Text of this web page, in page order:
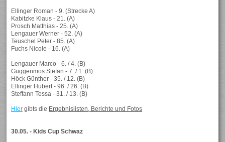
Ellinger Roman - 9. (Strecke A)
Kabitzke Klaus - 21. (A)
Prosch Matthias - 25. (A)
Lengauer Werner - 52. (A)
Teuschel Peter - 85. (A)
Fuchs Nicole - 16. (A)
Lengauer Marco - 6. / 4. (B)
Guggenmos Stefan - 7. / 1. (B)
Höck Günther - 35. / 12. (B)
Ellinger Hubert - 96. / 26. (B)
Steffann Tessa - 31. / 13. (B)
Hier gibts die Ergebnislisten, Berichte und Fotos
30.05. - Kids Cup Schwaz